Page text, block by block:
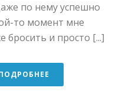
по нему успешно
то момент мне
бросить и просто [...]